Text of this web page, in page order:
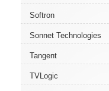
Softron
Sonnet Technologies
Tangent
TVLogic